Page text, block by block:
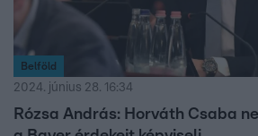
Belföld
2024. június 28. 16:34
Rózsa András: Horváth Csaba